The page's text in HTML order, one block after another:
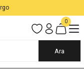
Ara
0